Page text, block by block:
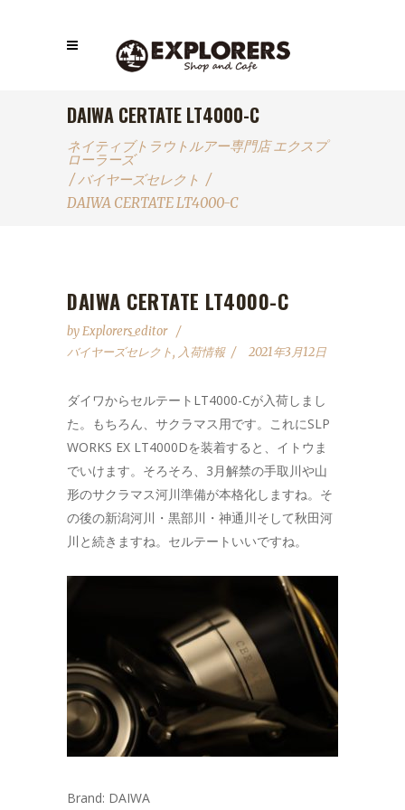
DAIWA CERTATE LT4000-C
ネイティブトラウトルアー専門店 エクスプ
ローラーズ
/バイヤーズセレクト /
DAIWA CERTATE LT4000-C
DAIWA CERTATE LT4000-C
byExplorers_editor
バイヤーズセレクト, 入荷情報 2021年3月12日
ダイワからセルテートLT4000-Cが入荷しまし
た。もちろん、サクラマス用です。これにSLP
WORKS EX LT4000Dを装着すると、イトウま
でいけます。そろそろ、3月解禁の手取川や山
形のサクラマス河川準備が本格化しますね。そ
の後の新潟河川・黒部川・神通川そして秋田河
川と続きますね。セルテートいいですね。
Brand: DAIWA